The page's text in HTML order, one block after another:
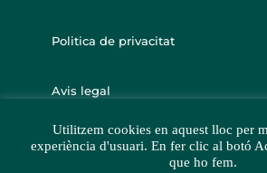
Politica de privacitat
Avis legal
Utilitzem cookies en aquest lloc per
experiència d'usuari. En fer clic al botó
que ho fem.